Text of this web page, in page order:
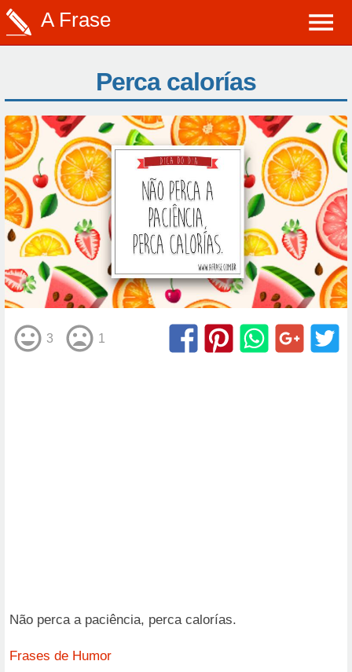
A Frase
Perca calorías
3 1
Não perca a paciência, perca calorías.
Frases de Humor